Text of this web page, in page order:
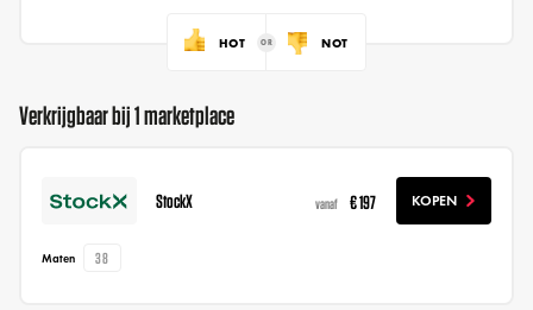
HOT NOT
Verkrijgbaar bij 1 marketplace
StockX vanaf € 197 KOPEN
Maten 38